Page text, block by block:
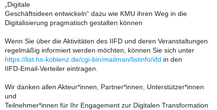
„Digitale
Geschäftsideen entwickeln“ dazu wie KMU ihren Weg in die
Digitalisierung pragmatisch gestalten können
Wenn Sie über die Aktivitäten des IIFD und deren Veranstaltungen
regelmäßig informiert werden möchten, können Sie sich unter
https://list.hs-koblenz.de/cgi-bin/mailman/listinfo/iifd in den
IIFD-Email-Verteiler eintragen.
Wir danken allen Akteur*innen, Partner*innen, Unterstützer*innen
und
Teilnehmer*innen für Ihr Engagement zur Digitalen Transformation